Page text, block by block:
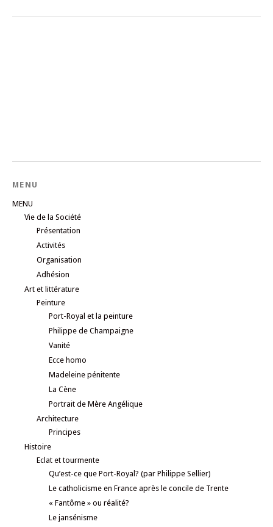
MENU
MENU
Vie de la Société
Présentation
Activités
Organisation
Adhésion
Art et littérature
Peinture
Port-Royal et la peinture
Philippe de Champaigne
Vanité
Ecce homo
Madeleine pénitente
La Cène
Portrait de Mère Angélique
Architecture
Principes
Histoire
Eclat et tourmente
Qu’est-ce que Port-Royal? (par Philippe Sellier)
Le catholicisme en France après le concile de Trente
« Fantôme » ou réalité?
Le jansénisme